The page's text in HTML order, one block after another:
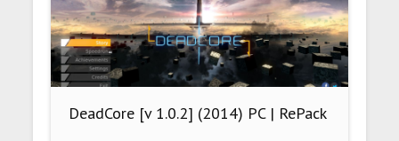
DeadCore [v 1.0.2] (2014) PC | RePack
от R.G. Механики